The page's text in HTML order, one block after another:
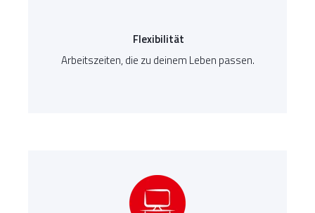
Flexibilität
Arbeitszeiten, die zu deinem Leben passen.